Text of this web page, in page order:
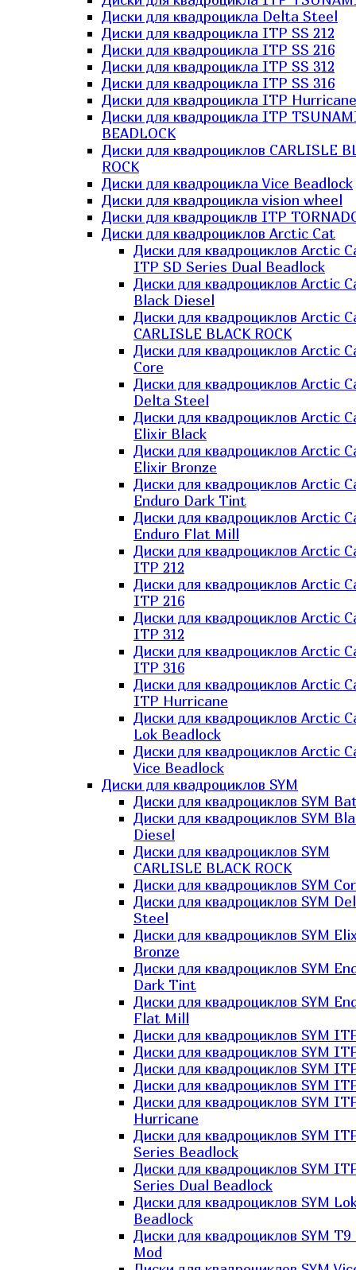
Диски для квадроцикла Delta Steel
Диски для квадроцикла ITP SS 212
Диски для квадроцикла ITP SS 216
Диски для квадроцикла ITP SS 312
Диски для квадроцикла ITP SS 316
Диски для квадроцикла ITP Hurricane
Диски для квадроцикла ITP
BEADLOCK
Диски для квадроциклов CARLISLE
ROCK
Диски для квадроцикла Vice Beadlock
Диски для квадроцикла vision wheel
Диски для квадроциклв ITP
Диски для квадроциклов Arctic Cat
Диски для квадроциклов Arctic
ITP SD Series Dual Beadlock
Диски для квадроциклов Arctic
Black Diesel
Диски для квадроциклов Arctic
CARLISLE BLACK ROCK
Диски для квадроциклов Arctic
Core
Диски для квадроциклов Arctic
Delta Steel
Диски для квадроциклов Arctic
Elixir Black
Диски для квадроциклов Arctic
Elixir Bronze
Диски для квадроциклов Arctic
Enduro Dark Tint
Диски для квадроциклов Arctic
Enduro Flat Mill
Диски для квадроциклов Arctic
ITP 212
Диски для квадроциклов Arctic
ITP 216
Диски для квадроциклов Arctic
ITP 312
Диски для квадроциклов Arctic
ITP 316
Диски для квадроциклов Arctic
ITP Hurricane
Диски для квадроциклов Arctic
Lok Beadlock
Диски для квадроциклов Arctic
Vice Beadlock
Диски для квадроциклов SYM
Диски для квадроциклов SYM
Диски для квадроциклов SYM
Diesel
Диски для квадроциклов SYM
CARLISLE BLACK ROCK
Диски для квадроциклов SYM
Диски для квадроциклов SYM
Steel
Диски для квадроциклов SYM
Bronze
Диски для квадроциклов SYM
Dark Tint
Диски для квадроциклов SYM
Flat Mill
Диски для квадроциклов SYM
Диски для квадроциклов SYM
Диски для квадроциклов SYM
Диски для квадроциклов SYM
Диски для квадроциклов SYM
Hurricane
Диски для квадроциклов SYM
Series Beadlock
Диски для квадроциклов SYM
Series Dual Beadlock
Диски для квадроциклов SYM
Beadlock
Диски для квадроциклов SYM T9
Mod